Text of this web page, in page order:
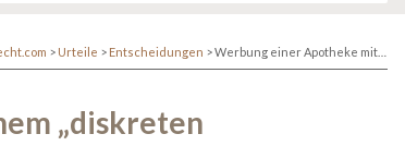
> Urteile > Entscheidungen >Werbung einer Apotheke mit einem „diskreten Beratungsbereich“ ist zulässig
„diskreten